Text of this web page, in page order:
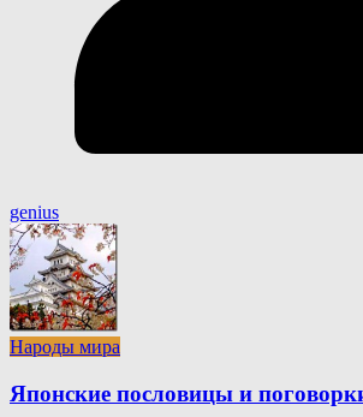
genius
Народы мира
Японские пословицы и